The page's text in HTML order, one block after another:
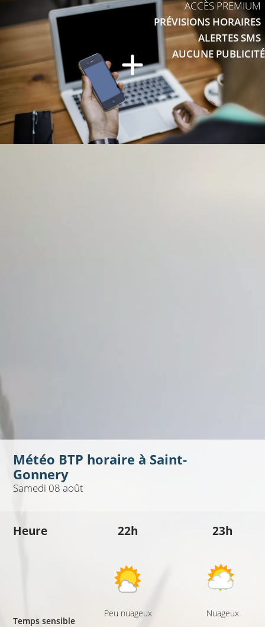
ACCÈS PREMIUM
PRÉVISIONS HORAIRES
ALERTES SMS
AUCUNE PUBLICITÉ
Météo BTP horaire à Saint-
Gonnery
Samedi 08 août
Heure
Temps sensible
22h
Peu nuageux
23h
Nuageux